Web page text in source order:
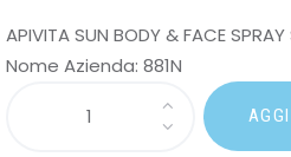
APIVITA SUN BODY & FACE
Nome Azienda:881N